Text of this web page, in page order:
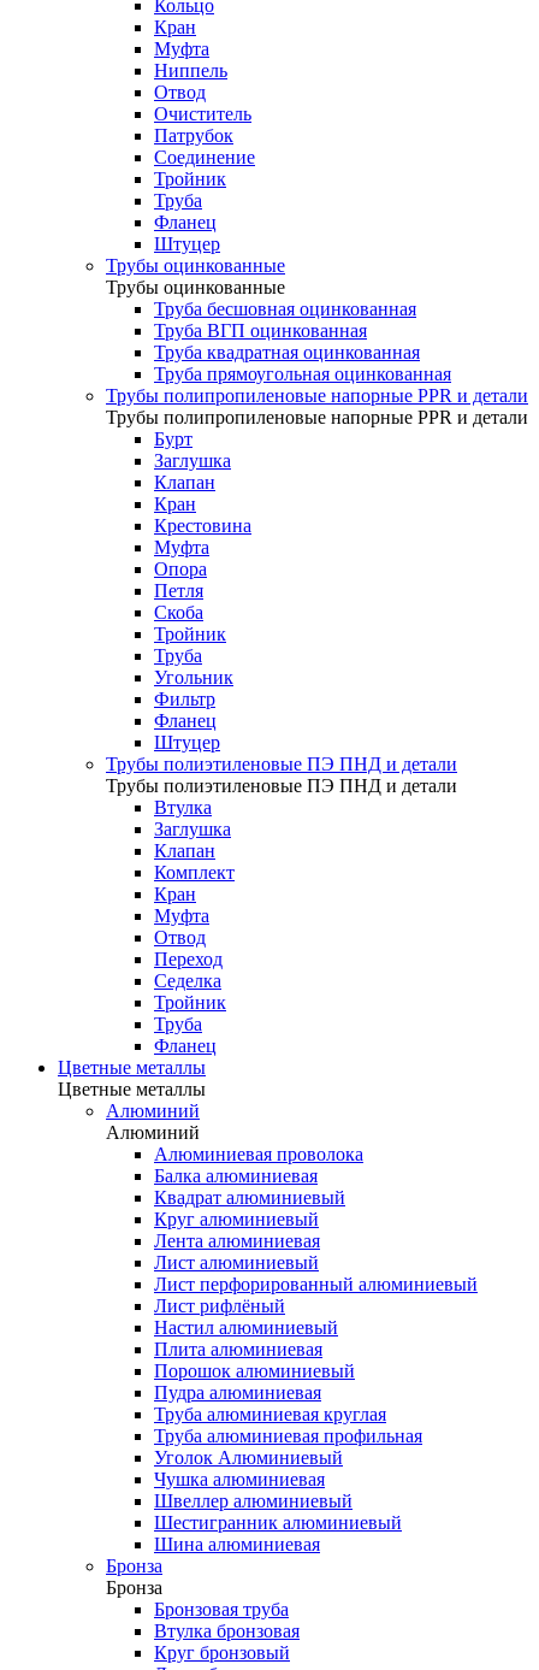
Кольцо
Кран
Муфта
Ниппель
Отвод
Очиститель
Патрубок
Соединение
Тройник
Труба
Фланец
Штуцер
Трубы оцинкованные
Трубы оцинкованные
Труба бесшовная оцинкованная
Труба ВГП оцинкованная
Труба квадратная оцинкованная
Труба прямоугольная оцинкованная
Трубы полипропиленовые напорные PPR и детали
Трубы полипропиленовые напорные PPR и детали
Бурт
Заглушка
Клапан
Кран
Крестовина
Муфта
Опора
Петля
Скоба
Тройник
Труба
Угольник
Фильтр
Фланец
Штуцер
Трубы полиэтиленовые ПЭ ПНД и детали
Трубы полиэтиленовые ПЭ ПНД и детали
Втулка
Заглушка
Клапан
Комплект
Кран
Муфта
Отвод
Переход
Седелка
Тройник
Труба
Фланец
Цветные металлы
Цветные металлы
Алюминий
Алюминий
Алюминиевая проволока
Балка алюминиевая
Квадрат алюминиевый
Круг алюминиевый
Лента алюминиевая
Лист алюминиевый
Лист перфорированный алюминиевый
Лист рифлёный
Настил алюминиевый
Плита алюминиевая
Порошок алюминиевый
Пудра алюминиевая
Труба алюминиевая круглая
Труба алюминиевая профильная
Уголок Алюминиевый
Чушка алюминиевая
Швеллер алюминиевый
Шестигранник алюминиевый
Шина алюминиевая
Бронза
Бронза
Бронзовая труба
Втулка бронзовая
Круг бронзовый